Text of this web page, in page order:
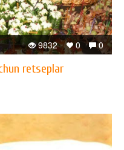
0
0
9832
retseplar